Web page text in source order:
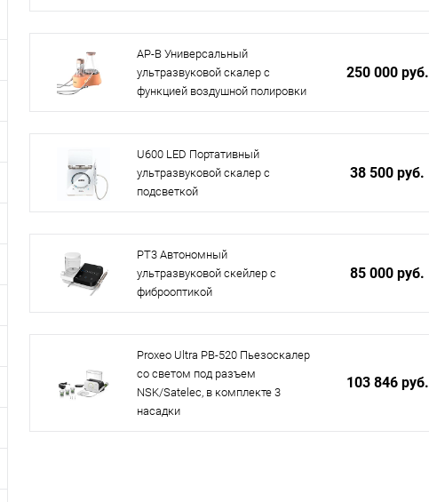
AP-B Универсальный
ультразвуковой скалер с
функцией воздушной полировки
250 000 руб.
U600 LED Портативный
ультразвуковой скалер с
подсветкой
38 500 руб.
PT3 Автономный
ультразвуковой скейлер с
фиброоптикой
85 000 руб.
Proxeo Ultra PB-520 Пьезоскалер
со светом под разъем
NSK/Satelec, в комплекте 3
насадки
103 846 руб.